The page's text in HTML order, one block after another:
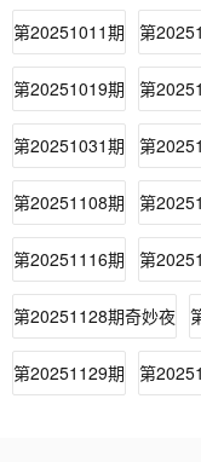
第20251011期 第
第20251019期 第
第20251031期 第
第20251108期 第
第20251116期 第
第20251128期奇妙夜
第20251129期 第